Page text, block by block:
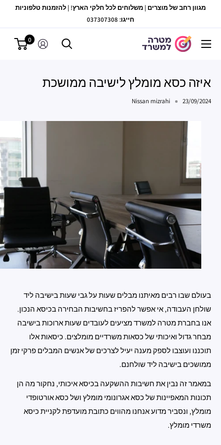
מגוון רחב של מוצרים | משלוחים לכל חלקי הארץ! | להזמנות טלפוניות
חייגו: 037307308
מטרה
0
איזה כסא מומלץ לישיבה ממושכת
Nissan mizrahi 23/09/2024
בעולם שבו רבים מאיתנו מבלים שעות על גבי שעות בישיבה ליד
שולחן העבודה, אי אפשר להפריז בחשיבות הבחירה בכיסא הנכון.
אנו בחברת מטרה למשרד מציעים לעובדים שעות ארוכות בישיבה
מבחר גדול ואיכותי של כסאות משרדיים מומלצים. כיסאות אלו
תוכננו ועוצבו לספק מענה יעיל לצרכים של אנשים המבלים פרקי זמן
ממושכים בישיבה ליד שולחנם.
במאמר זה נבין את חשיבות ההשקעה בכיסא איכותי, נחקור מה הן
תכונות המאפיינות של כסא אגרונומי מומלץ ושל כסא אורטופדי
מומלץ, ונסביר מדוע אנחנו מהווים כתובת מועדפת לקניית כיסא
משרדי מומלץ.